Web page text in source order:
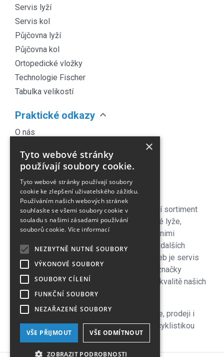
Servis lyží
Servis kol
Půjčovna lyží
Půjčovna kol
Ortopedické vložky
Technologie Fischer
Tabulka velikostí
Praktické odkazy expand_more
O nás
Obchodní podmínky
Časté dotazy
Kontakt
Pro naše zákazníky je připraven kompletní sortiment
lyžařského vybavení - sjezdové a bežecké lyže,
lyžařské a běžecké boty, snowboardy a s nimi
související vybavení, oblečení a celá řada dalších
doplňků. Důležitou součástí zimních služeb je servis
lyží i snowboardů na špičkových strojích značky
Wintersteiger zkušenými servismeny. Na kvalitě našich
servisů si velmi zakládáme!
V letní sezoně se plně věnujeme cyklistice, prodeji i
servisu kol a nabízíme veškeré služby s cyklistikou
související, včetně půjčovny.
×
Tyto webové stránky
používají soubory cookie.
Tyto webové stránky používají soubory
cookie ke zlepšení uživatelského zážitku.
Používáním našich webových stránek
souhlasíte se všemi soubory cookie v
souladu s našimi zásadami používání
souborů cookie. Více informací
NEZBYTNĚ NUTNÉ SOUBORY
VÝKONOVÉ SOUBORY
SOUBORY CÍLENÍ
FUNKČNÍ SOUBORY
NEZAŘAZENÉ SOUBORY
VŠE PŘIJMOUT VŠE ODMÍTNOUT
ZOBRAZIT PODROBNOSTI